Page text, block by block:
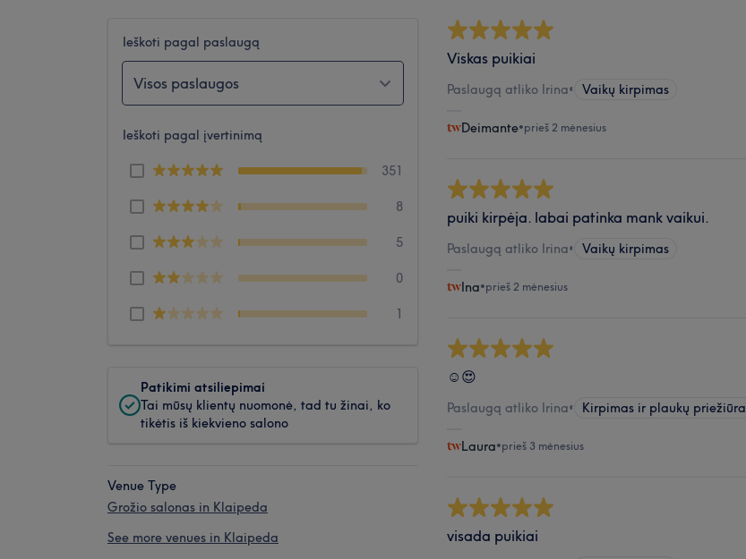
Ieškoti pagal paslaugą
Visos paslaugos
Ieškoti pagal įvertinimą
351
8
5
0
1
Patikimi atsiliepimai
Tai mūsų klientų nuomonė, tad tu žinai, ko
tikėtis iš kiekvieno salono
Venue Type
Grožio salonas in Klaipeda
See more venues in Klaipeda
Viskas puikiai
Paslaugą atliko Irina• Vaikų kirpimas
Deimante•prieš 2 mėnesius
puiki kirpėja. labai patinka mank vaikui.
Paslaugą atliko Irina• Vaikų kirpimas
Ina•prieš 2 mėnesius
☺️😍
Paslaugą atliko Irina• Kirpimas ir plaukų priežiūra
Laura•prieš 3 mėnesius
visada puikiai